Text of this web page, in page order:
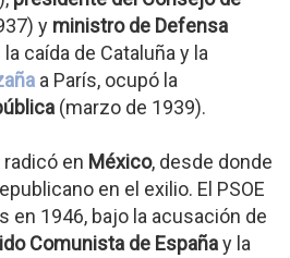
y ministro de Defensa
caída de Cataluña y la
a París, ocupó la
(marzo de 1939).
radicó en México, desde donde
en el exilio. El PSOE
en 1946, bajo la acusación de
Comunista de Españay la